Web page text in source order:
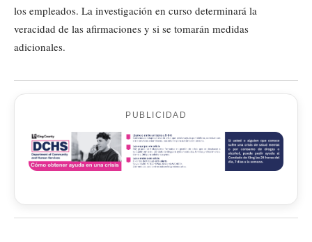
los empleados. La investigación en curso determinará la
veracidad de las afirmaciones y si se tomarán medidas
adicionales.
PUBLICIDAD